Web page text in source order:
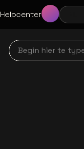
Helpcenter
Begin hier te typen